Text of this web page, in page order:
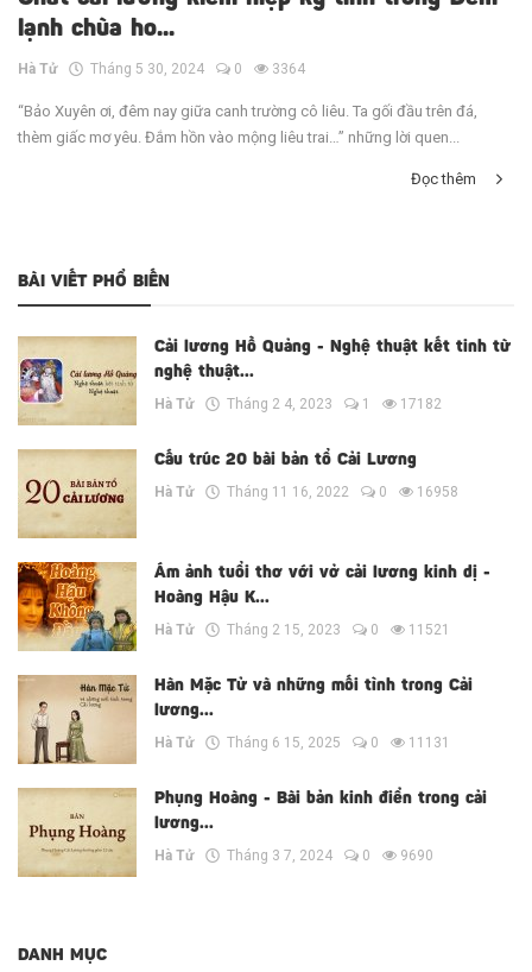
lạnh chùa ho...
Hà Tử Tháng 5 30, 2024 0 3364
“Bảo Xuyên ơi, đêm nay giữa canh trường cô liêu. Ta gối đầu trên đá,
thèm giấc mơ yêu. Đắm hồn vào mộng liêu trai…” những lời quen...
Đọc thêm
BÀI VIẾT PHỔ BIẾN
Cải lương Hồ Quảng - Nghệ thuật kết tinh từ
nghệ thuật...
Hà Tử
Tháng 2 4, 2023 1 17182
Cấu trúc 20 bài bản tổ Cải Lương
Hà Tử
Tháng 11 16, 2022 0 16958
Ám ảnh tuổi thơ với vở cải lương kinh dị -
Hoàng Hậu K...
Hà Tử
Tháng 2 15, 2023 0 11521
Hàn Mặc Tử và những mối tình trong Cải
lương...
Hà Tử
Tháng 6 15, 2025 0 11131
Phụng Hoàng - Bài bản kinh điển trong cải
lương...
Hà Tử
Tháng 3 7, 2024 0 9690
DANH MỤC